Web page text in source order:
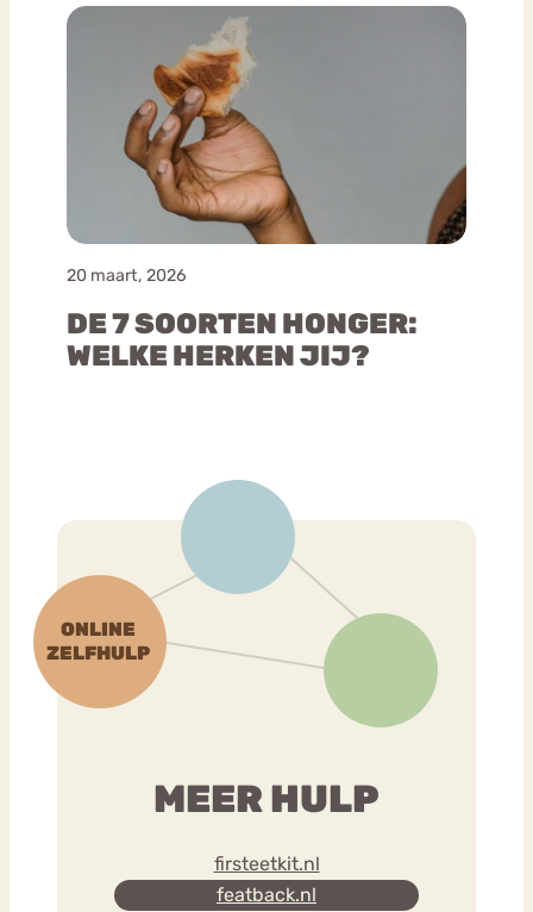
20 maart, 2026
DE 7 SOORTEN HONGER:
WELKE HERKEN JIJ?
MEER HULP
firsteetkit.nl
featback.nl